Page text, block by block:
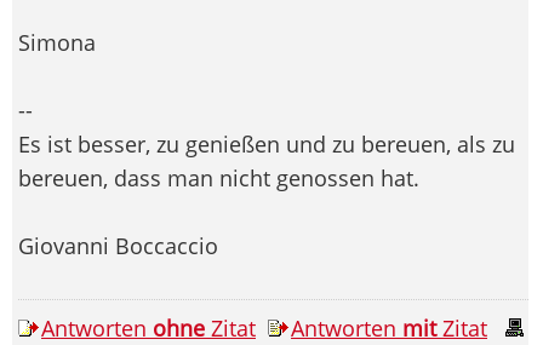
Simona
--
Es ist besser, zu genießen und zu bereuen, als zu
bereuen, dass man nicht genossen hat.
Giovanni Boccaccio
Antworten ohne Zitat Antworten mitZitat